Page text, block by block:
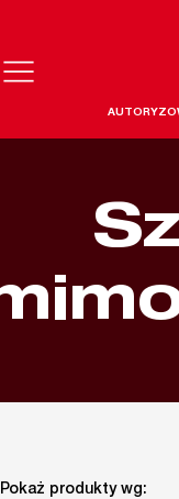
Pokaż produkty wg: